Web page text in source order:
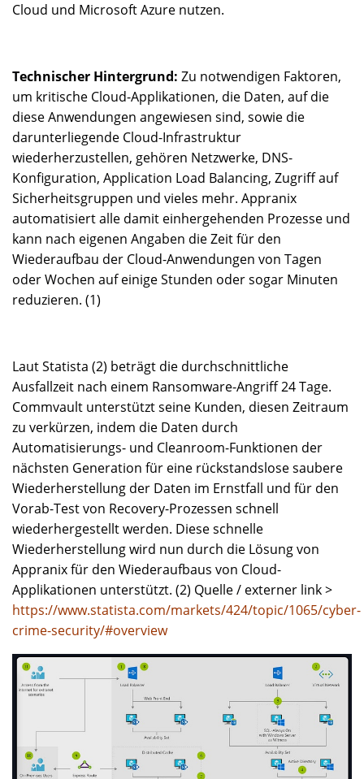
Cloud und Microsoft Azure nutzen.
Technischer Hintergrund: Zu notwendigen Faktoren,
um kritische Cloud-Applikationen, die Daten, auf die
diese Anwendungen angewiesen sind, sowie die
darunterliegende Cloud-Infrastruktur
wiederherzustellen, gehören Netzwerke, DNS-
Konfiguration, Application Load Balancing, Zugriff auf
Sicherheitsgruppen und vieles mehr. Appranix
automatisiert alle damit einhergehenden Prozesse und
kann nach eigenen Angaben die Zeit für den
Wiederaufbau der Cloud-Anwendungen von Tagen
oder Wochen auf einige Stunden oder sogar Minuten
reduzieren. (1)
Laut Statista (2) beträgt die durchschnittliche
Ausfallzeit nach einem Ransomware-Angriff 24 Tage.
Commvault unterstützt seine Kunden, diesen Zeitraum
zu verkürzen, indem die Daten durch
Automatisierungs- und Cleanroom-Funktionen der
nächsten Generation für eine rückstandslose saubere
Wiederherstellung der Daten im Ernstfall und für den
Vorab-Test von Recovery-Prozessen schnell
wiederhergestellt werden. Diese schnelle
Wiederherstellung wird nun durch die Lösung von
Appranix für den Wiederaufbaus von Cloud-
Applikationen unterstützt. (2) Quelle / externer link >
https://www.statista.com/markets/424/topic/1065/cyber-
crime-security/#overview